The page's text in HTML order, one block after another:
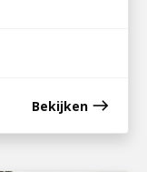
Bekijken east